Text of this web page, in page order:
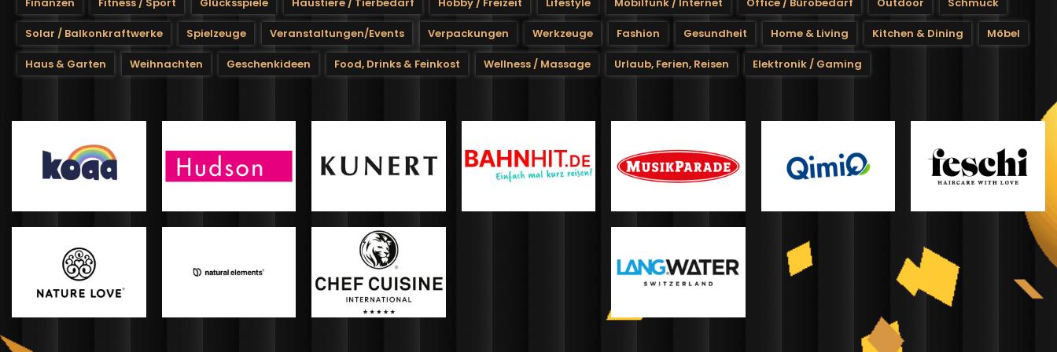
Solar / Balkonkraftwerke Spielzeuge Veranstaltungen/Events Verpackungen Werkzeuge Fashion Gesundheit Home & Living Kitchen & Dining Möbel
Haus & Garten Weihnachten Geschenkideen Food, Drinks & Feinkost Wellness / Massage Urlaub, Ferien, Reisen Elektronik / Gaming